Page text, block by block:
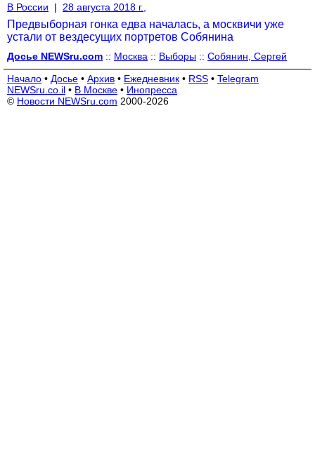
В России | 28 августа 2018 г.,
Предвыборная гонка едва началась, а москвичи уже
устали от вездесущих портретов Собянина
Досье NEWSru.com :: Москва :: Выборы :: Собянин, Сергей
Начало • Досье • Архив • Ежедневник • RSS • Telegram
NEWSru.co.il • В Москве • Инопресса
© Новости NEWSru.com 2000-2026